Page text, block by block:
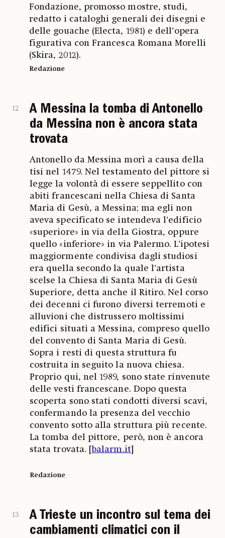
Fondazione, promosso mostre, studi,
redatto i cataloghi generali dei disegni e
delle gouache (Electa, 1981) e dell’opera
figurativa con Francesca Romana Morelli
(Skira, 2012).
Redazione
12
A Messina la tomba di Antonello
da Messina non è ancora stata
trovata
Antonello da Messina morì a causa della
tisi nel 1479. Nel testamento del pittore si
legge la volontà di essere seppellito con
abiti francescani nella Chiesa di Santa
Maria di Gesù, a Messina; ma egli non
aveva specificato se intendeva l’edificio
«superiore» in via della Giostra, oppure
quello «inferiore» in via Palermo. L’ipotesi
maggiormente condivisa dagli studiosi
era quella secondo la quale l’artista
scelse la Chiesa di Santa Maria di Gesù
Superiore, detta anche il Ritiro. Nel corso
dei decenni ci furono diversi terremoti e
alluvioni che distrussero moltissimi
edifici situati a Messina, compreso quello
del convento di Santa Maria di Gesù.
Sopra i resti di questa struttura fu
costruita in seguito la nuova chiesa.
Proprio qui, nel 1989, sono state rinvenute
delle vesti francescane. Dopo questa
scoperta sono stati condotti diversi scavi,
confermando la presenza del vecchio
convento sotto alla struttura più recente.
La tomba del pittore, però, non è ancora
stata trovata. [balarm.it]
Redazione
13
A Trieste un incontro sul tema dei
cambiamenti climatici con il